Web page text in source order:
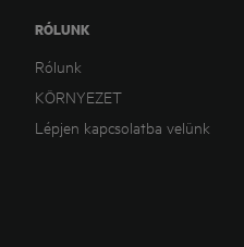
RÓLUNK
Rólunk
KÖRNYEZET
Lépjen kapcsolatba velünk